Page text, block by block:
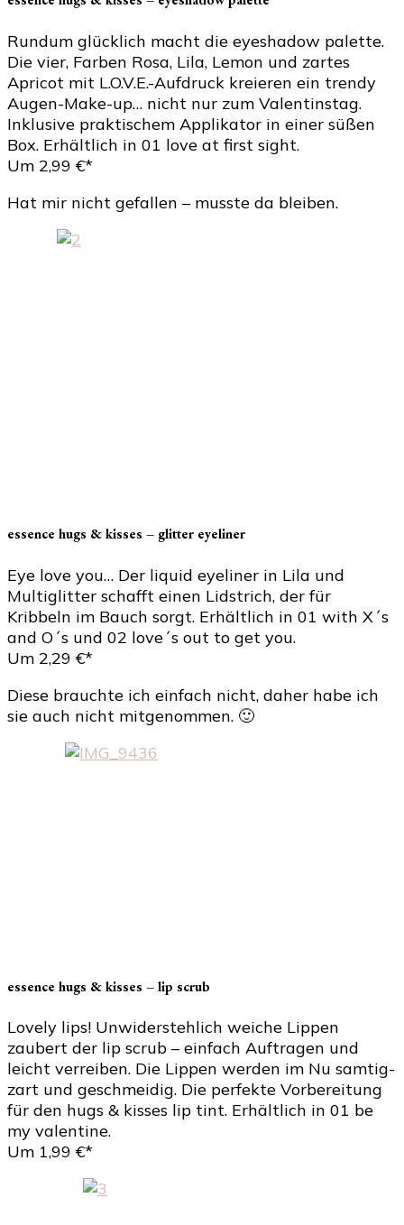
Rundum glücklich macht die eyeshadow palette.
Die vier, Farben Rosa, Lila, Lemon und zartes
Apricot mit L.O.V.E.-Aufdruck kreieren ein trendy
Augen-Make-up… nicht nur zum Valentinstag.
Inklusive praktischem Applikator in einer süßen
Box. Erhältlich in 01 love at first sight.
Um 2,99 €*
Hat mir nicht gefallen – musste da bleiben.
essence hugs & kisses – glitter eyeliner
Eye love you… Der liquid eyeliner in Lila und
Multiglitter schafft einen Lidstrich, der für
Kribbeln im Bauch sorgt. Erhältlich in 01 with X´s
and O´s und 02 love´s out to get you.
Um 2,29 €*
Diese brauchte ich einfach nicht, daher habe ich
sie auch nicht mitgenommen. 🙂
essence hugs & kisses – lip scrub
Lovely lips! Unwiderstehlich weiche Lippen
zaubert der lip scrub – einfach Auftragen und
leicht verreiben. Die Lippen werden im Nu samtig-
zart und geschmeidig. Die perfekte Vorbereitung
für den hugs & kisses lip tint. Erhältlich in 01 be
my valentine.
Um 1,99 €*